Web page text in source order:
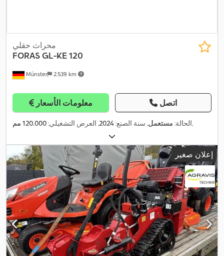
Münster 2.539 km
محراث حقلي
FORASGL-KE 120
معلومات الأسعار اتصل
الحالة: مستعمل, سنة الصنع:2024, العرض التشغيلي:120.000 مم ,
إعلان صغير